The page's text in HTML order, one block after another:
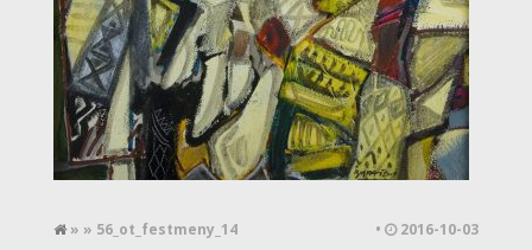
» » 56_ot_festmeny_14 • 2016-10-03